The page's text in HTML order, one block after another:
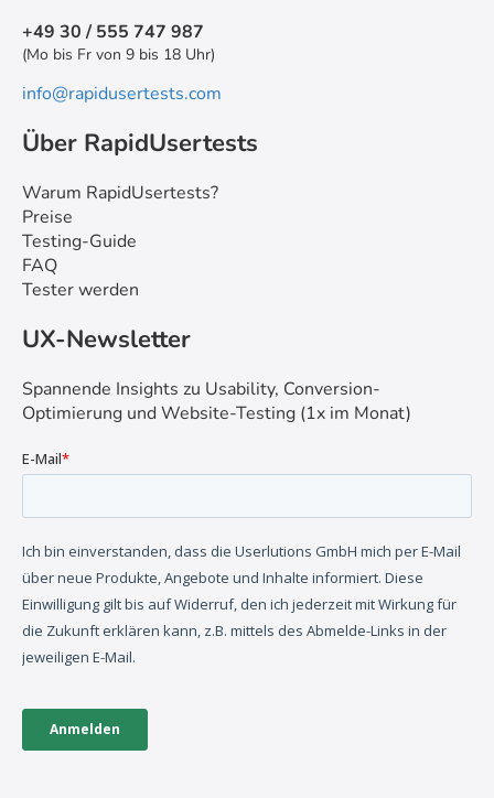
+49 30 / 555 747 987
(Mo bis Fr von 9 bis 18 Uhr)
info@rapidusertests.com
Über RapidUsertests
Warum RapidUsertests?
Preise
Testing-Guide
FAQ
Tester werden
UX-Newsletter
Spannende Insights zu Usability, Conversion-
Optimierung und Website-Testing (1x im Monat)